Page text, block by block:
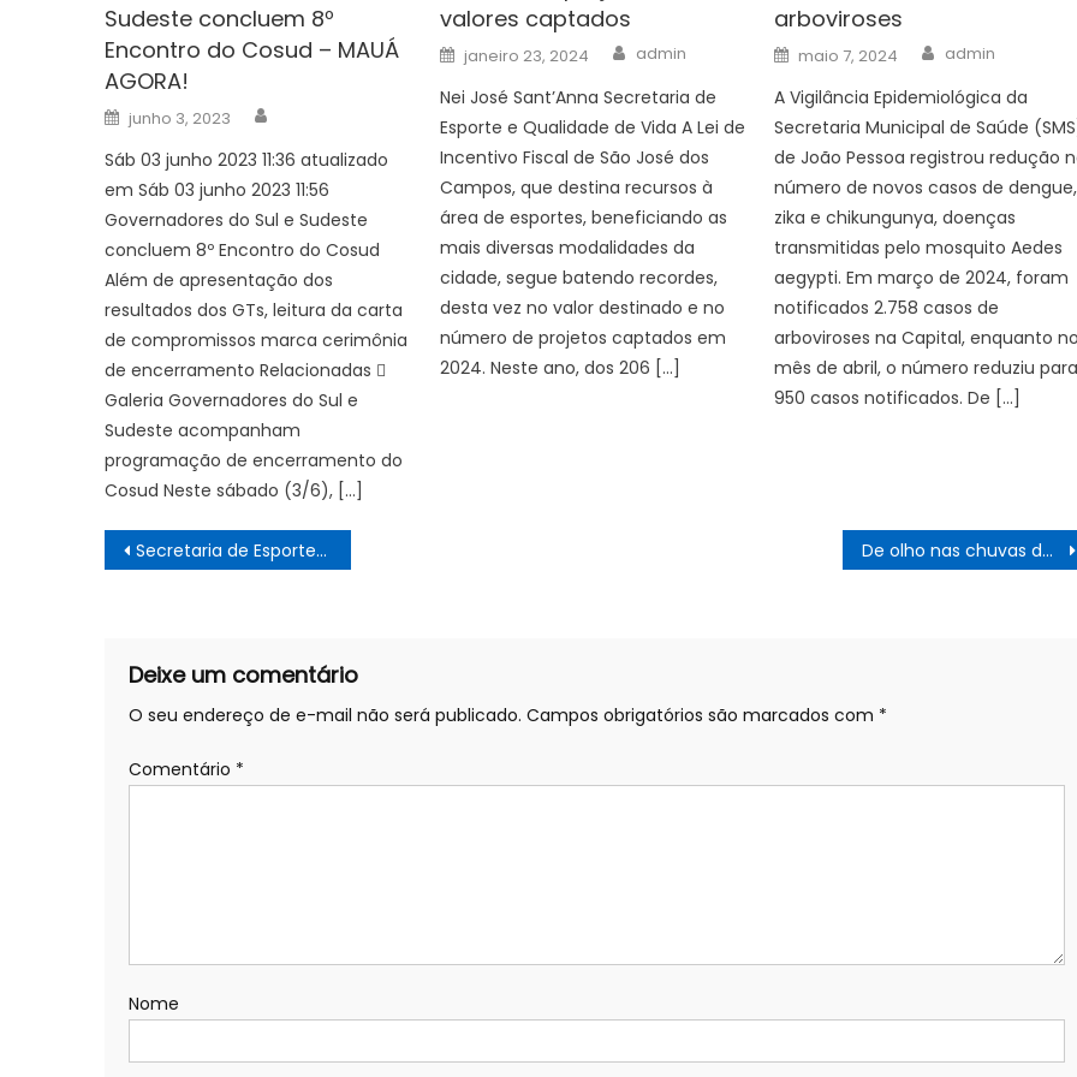
Sudeste concluem 8º
Encontro do Cosud – MAUÁ
AGORA!
Posted
on
junho 3, 2023
Sáb 03 junho 2023 11:36 atualizado
em Sáb 03 junho 2023 11:56
Governadores do Sul e Sudeste
concluem 8º Encontro do Cosud
Além de apresentação dos
resultados dos GTs, leitura da carta
de compromissos marca cerimônia
de encerramento Relacionadas 
Galeria Governadores do Sul e
Sudeste acompanham
programação de encerramento do
Cosud Neste sábado (3/6), […]
valores captados
Posted
on
janeiro 23, 2024 Author
admin
Nei José Sant’Anna Secretaria de
Esporte e Qualidade de Vida A Lei de
Incentivo Fiscal de São José dos
Campos, que destina recursos à
área de esportes, beneficiando as
mais diversas modalidades da
cidade, segue batendo recordes,
desta vez no valor destinado e no
número de projetos captados em
2024. Neste ano, dos 206 […]
arboviroses
Posted
on
maio 7, 2024 Author
admin
A Vigilância Epidemiológica da
Secretaria Municipal de Saúde
de João Pessoa registrou redução
número de novos casos de dengue,
zika e chikungunya, doenças
transmitidas pelo mosquito Aedes
aegypti. Em março de 2024, foram
notificados 2.758 casos de
arboviroses na Capital, enquanto no
mês de abril, o número reduziu para
950 casos notificados. De […]
Navegação
de
Secretaria de Esportes organiza palestra educativa – Prefeitura Estância Turística Guaratinguetá De olho nas chuvas de verão: governo de SP aciona operação para controle de cheias
Deixe um comentário
O seu endereço de e-mail não será publicado. Campos obrigatórios são marcados com *
Comentário *
Nome